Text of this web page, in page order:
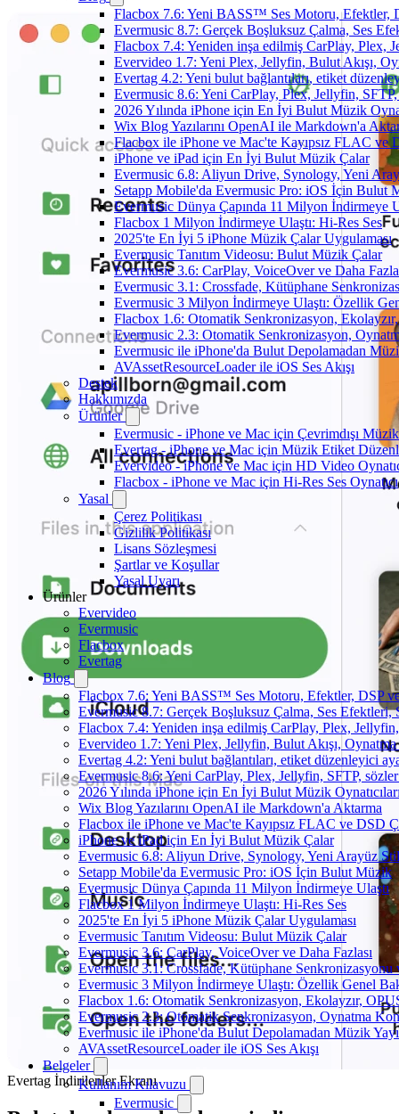
Flacbox 7.6: Yeni BASS™ Ses Motoru, Efektler,
Evermusic 8.7: Gerçek Boşluksuz Çalma, Ses
Flacbox 7.4: Yeniden inşa edilmiş CarPlay, Plex,
Evervideo 1.7: Yeni Plex, Jellyfin, Bulut Akışı,
Evertag 4.2: Yeni bulut bağlantıları, etiket
Evermusic 8.6: Yeni CarPlay, Plex, Jellyfin,
2026 Yılında iPhone için En İyi Bulut Müzik
Wix Blog Yazılarını OpenAI ile Markdown'a
Flacbox ile iPhone ve Mac'te Kayıpsız FLAC ve
iPhone ve iPad için En İyi Bulut Müzik Çalar
Evermusic 6.8: Aliyun Drive, Synology, Yeni
Setapp Mobile'da Evermusic Pro: iOS İçin Bulut
Evermusic Dünya Çapında 11 Milyon İndirmeye
Flacbox 1 Milyon İndirmeye Ulaştı: Hi-Res Ses
2025'te En İyi 5 iPhone Müzik Çalar Uygulaması
Evermusic Tanıtım Videosu: Bulut Müzik Çalar
Evermusic 3.6: CarPlay, VoiceOver ve Daha
Evermusic 3.1: Crossfade, Kütüphane
Evermusic 3 Milyon İndirmeye Ulaştı: Özellik
Flacbox 1.6: Otomatik Senkronizasyon,
Evermusic 2.3: Otomatik Senkronizasyon,
Evermusic ile iPhone'da Bulut Depolamadan
AVAssetResourceLoader ile iOS Ses Akışı
Destek
Hakkımızda
Ürünler
Evermusic - iPhone ve Mac için Çevrimdışı
Evertag - iPhone ve Mac için Müzik Etiket
Evervideo - iPhone ve Mac için HD Video
Flacbox - iPhone ve Mac için Hi-Res Ses Oynatıcı
Yasal
Çerez Politikası
Gizlilik Politikası
Lisans Sözleşmesi
Şartlar ve Koşullar
Yasal Uyarı
Ürünler
Evervideo
Evermusic
Flacbox
Evertag
Blog
Flacbox 7.6: Yeni BASS™ Ses Motoru, Efektler, DSP
Evermusic 8.7: Gerçek Boşluksuz Çalma, Ses
Flacbox 7.4: Yeniden inşa edilmiş CarPlay, Plex,
Evervideo 1.7: Yeni Plex, Jellyfin, Bulut Akışı,
Evertag 4.2: Yeni bulut bağlantıları, etiket düzenleyici
Evermusic 8.6: Yeni CarPlay, Plex, Jellyfin, SFTP,
2026 Yılında iPhone için En İyi Bulut Müzik
Wix Blog Yazılarını OpenAI ile Markdown'a Aktarma
Flacbox ile iPhone ve Mac'te Kayıpsız FLAC ve DSD
iPhone ve iPad için En İyi Bulut Müzik Çalar
Evermusic 6.8: Aliyun Drive, Synology, Yeni Arayüz
Setapp Mobile'da Evermusic Pro: iOS İçin Bulut Müzik
Evermusic Dünya Çapında 11 Milyon İndirmeye Ulaştı
Flacbox 1 Milyon İndirmeye Ulaştı: Hi-Res Ses
2025'te En İyi 5 iPhone Müzik Çalar Uygulaması
Evermusic Tanıtım Videosu: Bulut Müzik Çalar
Evermusic 3.6: CarPlay, VoiceOver ve Daha Fazlası
Evermusic 3.1: Crossfade, Kütüphane Senkronizasyonu
Evermusic 3 Milyon İndirmeye Ulaştı: Özellik Genel
Flacbox 1.6: Otomatik Senkronizasyon, Ekolayzır,
Evermusic 2.3: Otomatik Senkronizasyon, Oynatma
Evermusic ile iPhone'da Bulut Depolamadan Müzik
AVAssetResourceLoader ile iOS Ses Akışı
Belgeler
Kullanım Kılavuzu
Evermusic
Evertag İndirilenler Ekranı